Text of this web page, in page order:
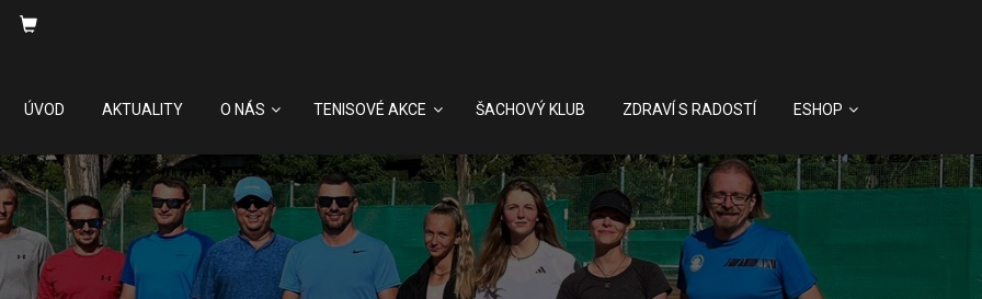
ÚVOD AKTUALITY O NÁS TENISOVÉ AKCE ŠACHOVÝ KLUB ZDRAVÍ S RADOSTÍ ESHOP